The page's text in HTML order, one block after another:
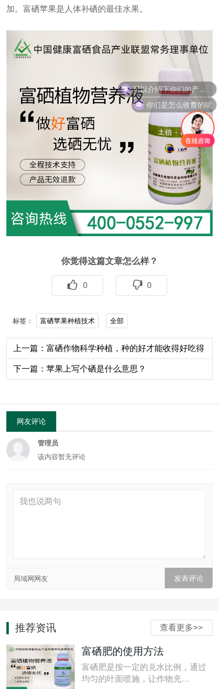
加。富硒苹果是人体补硒的最佳水果。
你觉得这篇文章怎么样？
0 0
标签： 富硒苹果种植技术 全部
上一篇：富硒作物科学种植，种的好才能收得好吃得
好！
下一篇：苹果上写个硒是什么意思？
网友评论
管理员
该内容暂无评论
局域网网友
查看更多>>
推荐资讯
富硒肥的使用方法
富硒肥是按一定的兑水比例，通过
均匀的叶面喷施，让作物充…
可以介绍下你们的产品么
你们是怎么收费的呢